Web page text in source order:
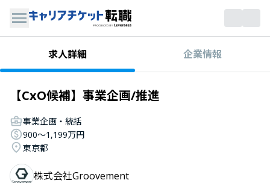
求人詳細 企業情報
【CxO候補】事業企画/推進
事業企画・統括
900〜1,199万円
東京都
株式会社Groovement